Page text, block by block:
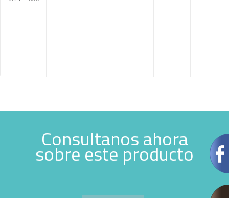
Consultanos ahora
sobre este producto